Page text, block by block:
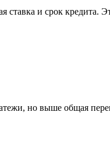
ставка и срок кредита.
но выше общая